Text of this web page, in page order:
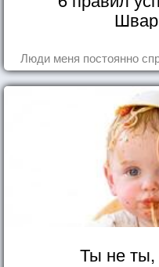
Люди меня постоянно
Ты не ты,